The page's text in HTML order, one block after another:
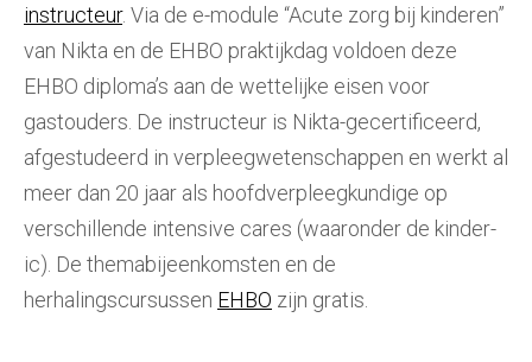
instructeur. Via de e-module “Acute zorg bij kinderen”
van Nikta en de EHBO praktijkdag voldoen deze
EHBO diploma’s aan de wettelijke eisen voor
gastouders. De instructeur is Nikta-gecertificeerd,
afgestudeerd in verpleegwetenschappen en werkt al
meer dan 20 jaar als hoofdverpleegkundige op
verschillende intensive cares (waaronder de kinder-
ic). De themabijeenkomsten en de
herhalingscursussen EHBO zijn gratis.